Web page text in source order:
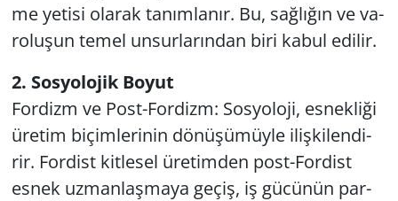
me ye­ti­si ola­rak ta­nım­la­nır. Bu, sağ­lı­ğın ve va­
ro­lu­şun temel un­sur­la­rın­dan biri kabul edi­lir.
2. Sos­yo­lo­jik Boyut
For­dizm ve Post-For­dizm: Sos­yo­lo­ji, es­nek­li­ği
üre­tim bi­çim­le­ri­nin dö­nü­şü­müy­le iliş­ki­len­di­
rir. For­dist kit­le­sel üre­tim­den post-For­dist
esnek uz­man­laş­ma­ya geçiş, iş gü­cü­nün par­